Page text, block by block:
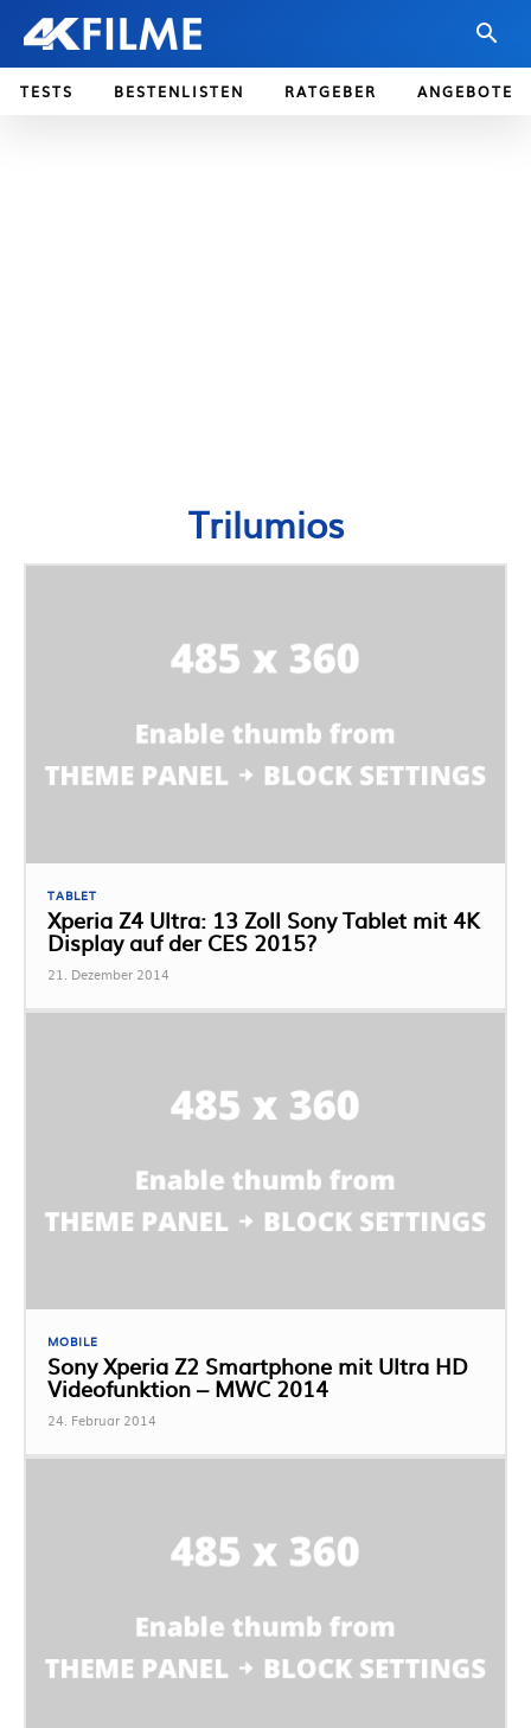
TESTS BESTENLISTEN RATGEBER ANGEBOTE
Trilumios
TABLET
Xperia Z4 Ultra: 13 Zoll Sony Tablet mit 4K
Display auf der CES 2015?
21. Dezember 2014
MOBILE
Sony Xperia Z2 Smartphone mit Ultra HD
Videofunktion – MWC 2014
24. Februar 2014